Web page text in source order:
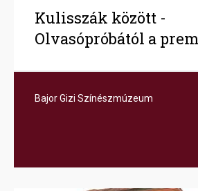
Kulisszák között -
Olvasópróbától a
Bajor Gizi Színészmúzeum